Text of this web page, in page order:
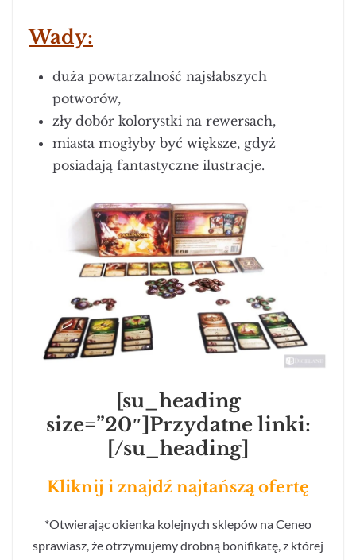
Wady:
duża powtarzalność najsłabszych
potworów,
zły dobór kolorystki na rewersach,
miasta mogłyby być większe, gdyż
posiadają fantastyczne ilustracje.
[su_heading
size=”20″]Przydatne linki:
[/su_heading]
Kliknij i znajdź najtańszą ofertę
*Otwierając okienka kolejnych sklepów na Ceneo
sprawiasz, że otrzymujemy drobną bonifikatę, z której